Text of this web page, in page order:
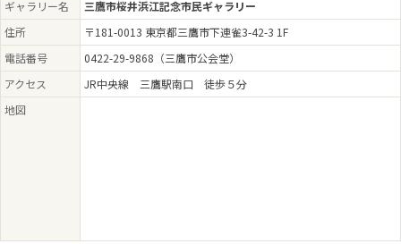
ギャラリー名
三鷹市桜井浜江記念市民ギャラリー
住所
〒181-0013 東京都三鷹市下連雀3-42-3 1F
電話番号
0422-29-9868（三鷹市公会堂）
アクセス
JR中央線 三鷹駅南口 徒歩５分
地図